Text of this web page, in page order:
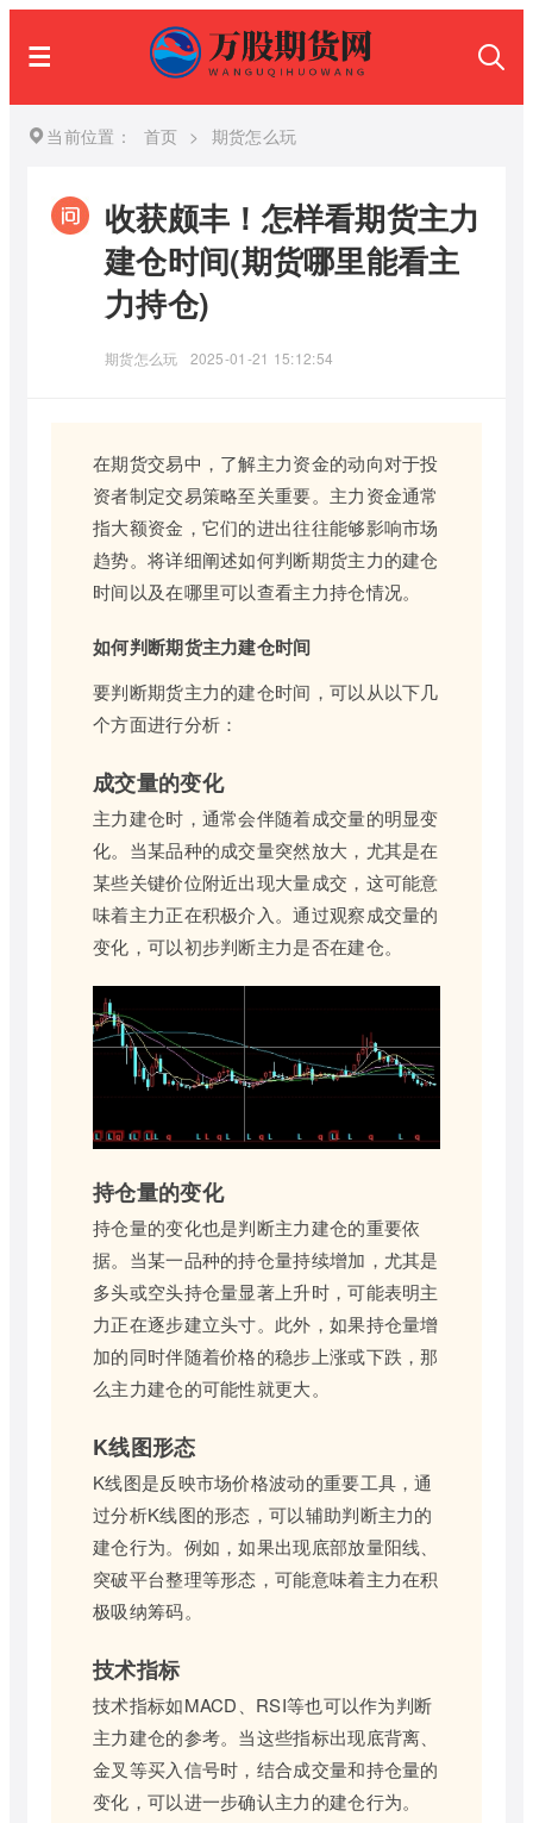
当前位置： 首页 > 期货怎么玩
收获颇丰！怎样看期货主力
建仓时间(期货哪里能看主
力持仓)
期货怎么玩 2025-01-21 15:12:54
在期货交易中，了解主力资金的动向对于投
资者制定交易策略至关重要。主力资金通常
指大额资金，它们的进出往往能够影响市场
趋势。将详细阐述如何判断期货主力的建仓
时间以及在哪里可以查看主力持仓情况。
如何判断期货主力建仓时间
要判断期货主力的建仓时间，可以从以下几
个方面进行分析：
成交量的变化
主力建仓时，通常会伴随着成交量的明显变
化。当某品种的成交量突然放大，尤其是在
某些关键价位附近出现大量成交，这可能意
味着主力正在积极介入。通过观察成交量的
变化，可以初步判断主力是否在建仓。
持仓量的变化
持仓量的变化也是判断主力建仓的重要依
据。当某一品种的持仓量持续增加，尤其是
多头或空头持仓量显著上升时，可能表明主
力正在逐步建立头寸。此外，如果持仓量增
加的同时伴随着价格的稳步上涨或下跌，那
么主力建仓的可能性就更大。
K线图形态
K线图是反映市场价格波动的重要工具，通
过分析K线图的形态，可以辅助判断主力的
建仓行为。例如，如果出现底部放量阳线、
突破平台整理等形态，可能意味着主力在积
极吸纳筹码。
技术指标
技术指标如MACD、RSI等也可以作为判断
主力建仓的参考。当这些指标出现底背离、
金叉等买入信号时，结合成交量和持仓量的
变化，可以进一步确认主力的建仓行为。